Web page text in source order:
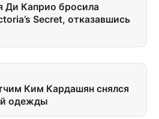
Ди Каприо бросила
Secret, отказавшись
Ким Кардашян снялся
одежды